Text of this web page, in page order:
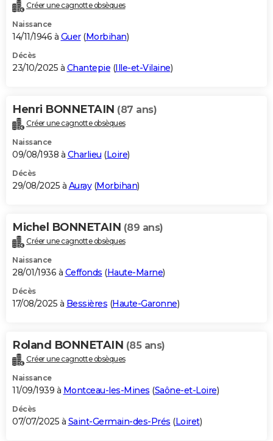
Créer une cagnotte obsèques
Naissance
14/11/1946 à Guer(Morbihan)
Décès
23/10/2025 à Chantepie (Ille-et-Vilaine)
Henri BONNETAIN (87 ans)
Créer une cagnotte obsèques
Naissance
09/08/1938 à Charlieu (Loire)
Décès
29/08/2025 à Auray(Morbihan)
Michel BONNETAIN (89 ans)
Créer une cagnotte obsèques
Naissance
28/01/1936 à Ceffonds (Haute-Marne)
Décès
17/08/2025 à Bessières (Haute-Garonne)
Roland BONNETAIN (85 ans)
Créer une cagnotte obsèques
Naissance
11/09/1939 à Montceau-les-Mines (Saône-et-Loire)
Décès
07/07/2025 à Saint-Germain-des-Prés (Loiret)